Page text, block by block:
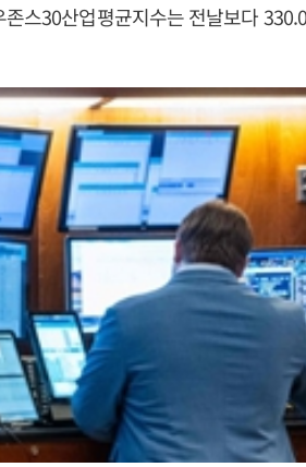
스30산업평균지수는 전날보다